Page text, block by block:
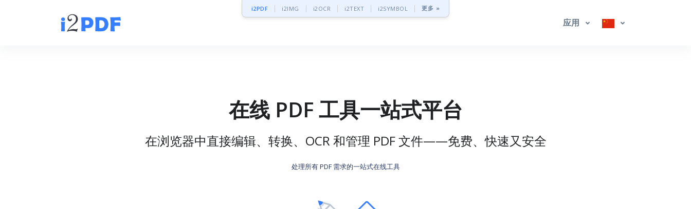
i2PDF i2IMG i2OCR i2TEXT i2SYMBOL 更多 »
应用
在线 PDF 工具一站式平台
在浏览器中直接编辑、转换、OCR 和管理 PDF 文件——免费、快速又安全
处理所有 PDF 需求的一站式在线工具